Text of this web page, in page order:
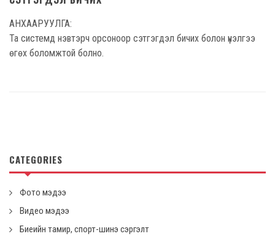
АНХААРУУЛГА:
Та системд нэвтэрч орсоноор сэтгэгдэл бичих болон үнэлгээ
өгөх боломжтой болно.
CATEGORIES
Фото мэдээ
Видео мэдээ
Биеийн тамир, спорт-шинэ сэргэлт